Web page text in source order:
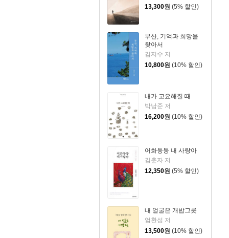
13,300원 (5% 할인)
부산, 기억과 희망을
찾아서
김지수 저
10,800원 (10% 할인)
내가 고요해질 때
박남준 저
16,200원 (10% 할인)
어화둥둥 내 사랑아
김춘자 저
12,350원 (5% 할인)
내 얼굴은 개밥그릇
엄환섭 저
13,500원 (10% 할인)